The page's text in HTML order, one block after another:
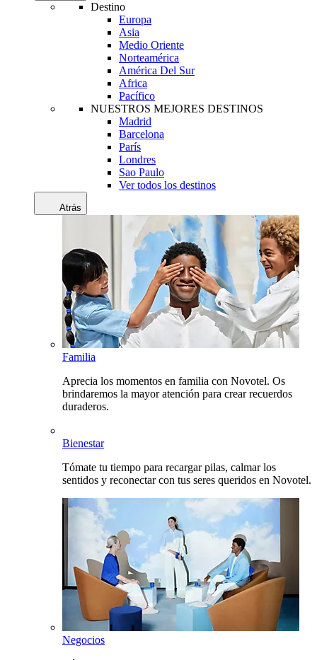
Destino
Europa
Asia
Medio Oriente
Norteamérica
América Del Sur
Africa
Pacífico
NUESTROS MEJORES DESTINOS
Madrid
Barcelona
París
Londres
Sao Paulo
Ver todos los destinos
Atrás
Familia
Aprecia los momentos en familia con Novotel. Os
brindaremos la mayor atención para crear recuerdos
duraderos.
Bienestar
Tómate tu tiempo para recargar pilas, calmar los
sentidos y reconectar con tus seres queridos en Novotel.
Negocios